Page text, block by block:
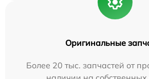
Оригинальные
Более 20 тыс. запчастей от